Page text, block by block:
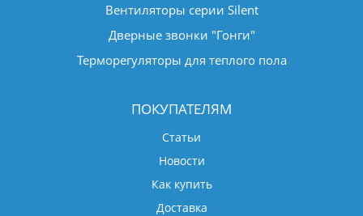
Вентиляторы серии Silent
Дверные звонки "Гонги"
Терморегуляторы для теплого пола
ПОКУПАТЕЛЯМ
Статьи
Новости
Как купить
Доставка